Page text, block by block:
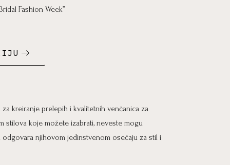
Fashion Week”
kreiranje prelepih i kvalitetnih venčanica za
stilova koje možete izabrati, neveste mogu
njihovom jedinstvenom osećaju za stil i